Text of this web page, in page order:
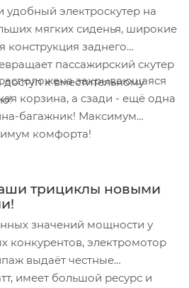
электроскутер на
мягких сиденья, широкие
заднего
пассажирский скутер
к вместительному
закрывающаяся
корзина, а сзади - ещё одна
багажник! Максимум
комфорта!
трициклы новыми
значений мощности у
конкурентов, электромотор
выдаёт честные
имеет большой ресурс и